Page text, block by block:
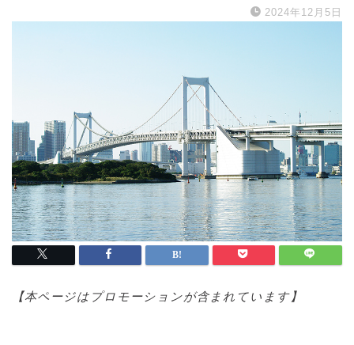
2024年12月5日
【本ページはプロモーションが含まれています】